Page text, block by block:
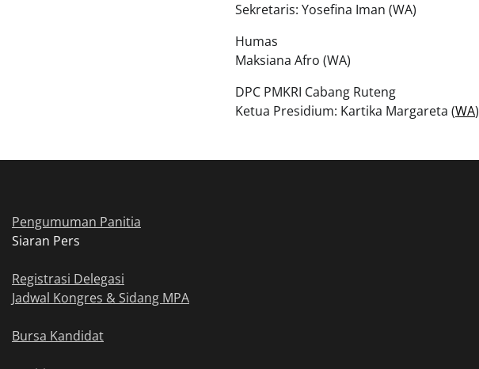
Sekretaris: Yosefina Iman (WA)
Humas
Maksiana Afro (WA)
DPC PMKRI Cabang Ruteng
Ketua Presidium: Kartika Margareta (WA)
Pengumuman Panitia
Siaran Pers
Registrasi Delegasi
Jadwal Kongres & Sidang MPA
Bursa Kandidat